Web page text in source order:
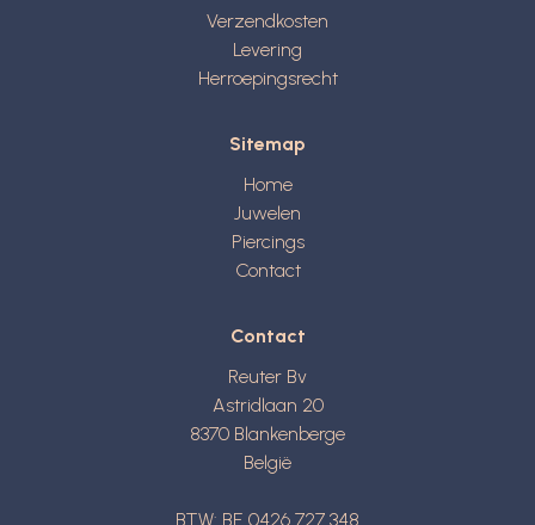
Verzendkosten
Levering
Herroepingsrecht
Sitemap
Home
Juwelen
Piercings
Contact
Contact
Reuter Bv
Astridlaan 20
8370 Blankenberge
België
BTW: BE 0426 727 348